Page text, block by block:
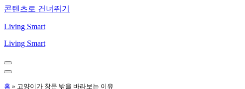
콘텐츠로 건너뛰기
Living Smart
Living Smart
내
비
게
내
비
홈 » 고양이가 창문 밖을 바라보는 이유